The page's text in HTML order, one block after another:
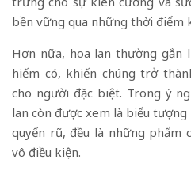
bền vững qua những thời điểm
Hơn nữa, hoa lan thường gắn
hiếm có, khiến chúng trở
cho người đặc biệt. Trong ý
lan còn được xem là biểu
quyến rũ, đều là những phẩm
vô điều kiện.